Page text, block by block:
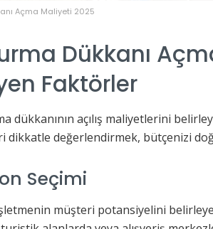
Açma Maliyeti 2025
Dükkanı
Faktörler
dükkanının açılış maliyetlerini
dikkatle değerlendirmek, bütçenizi
Seçimi
müşteri potansiyelini